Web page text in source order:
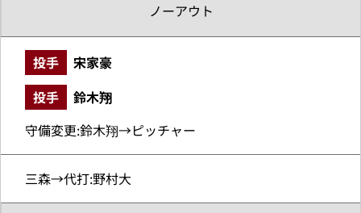
ノーアウト
投手
宋家豪
投手
鈴木翔
守備変更:鈴木翔→ピッチャー
三森→代打:野村大